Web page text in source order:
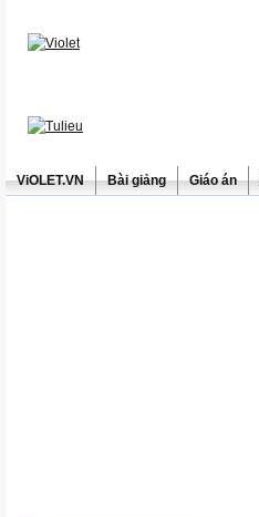
ViOLET.VN Bài giảng Giáo án